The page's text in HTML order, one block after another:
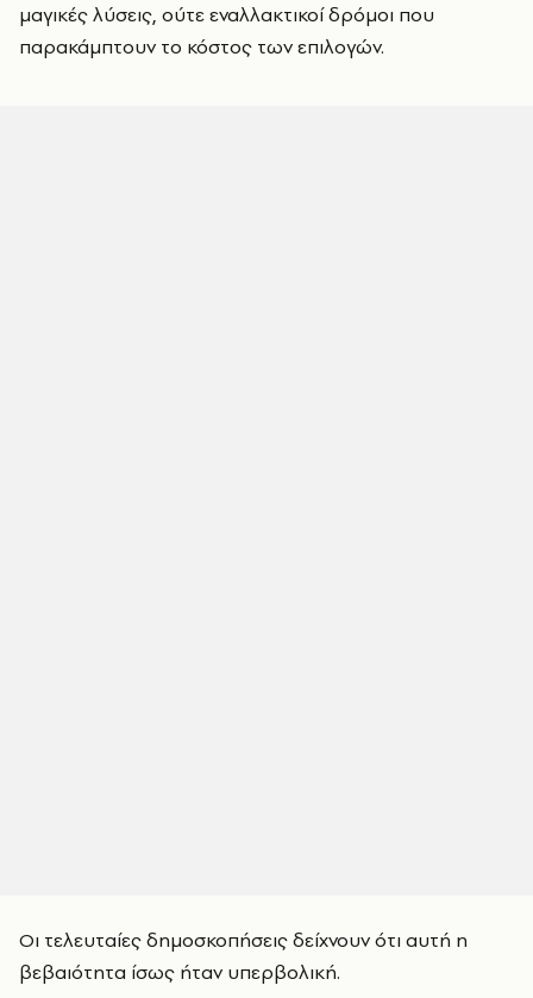
μαγικές λύσεις, ούτε εναλλακτικοί δρόμοι που
παρακάμπτουν το κόστος των επιλογών.
Οι τελευταίες δημοσκοπήσεις δείχνουν ότι αυτή η
βεβαιότητα ίσως ήταν υπερβολική.